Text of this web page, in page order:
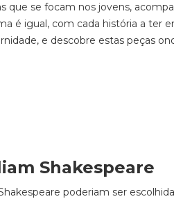
que se focam nos jovens, a
é igual, com cada história a ter
e descobre estas peças
Shakespeare
poderiam ser